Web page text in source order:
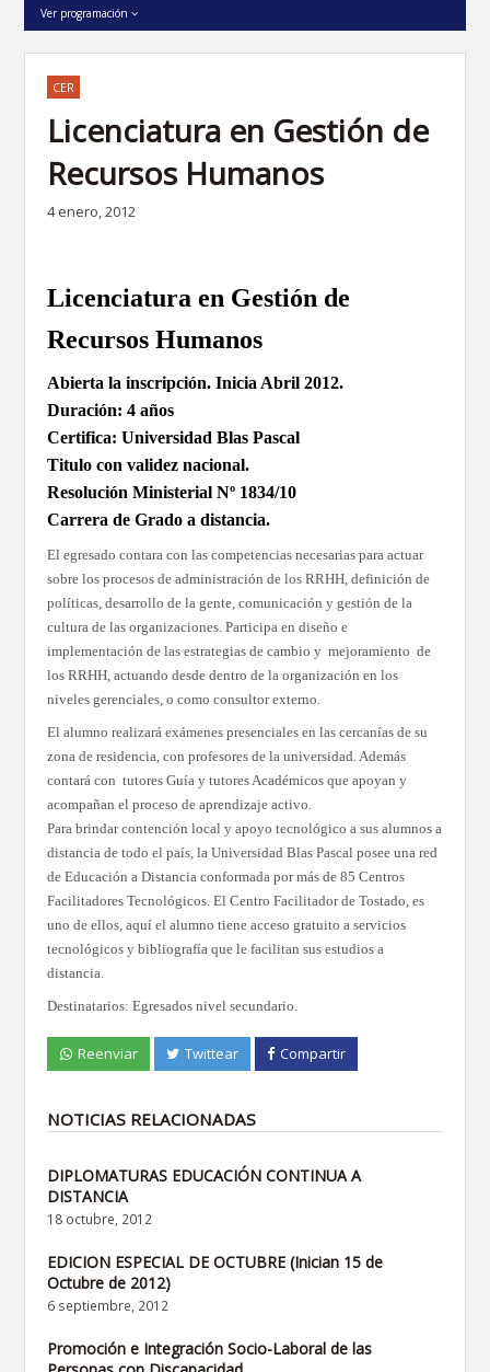
Ver programación
CER
Licenciatura en Gestión de
Recursos Humanos
4 enero, 2012
Licenciatura en Gestión de
Recursos Humanos
Abierta la inscripción. Inicia Abril 2012.
Duración: 4 años
Certifica: Universidad Blas Pascal
Titulo con validez nacional.
Resolución Ministerial Nº 1834/10
Carrera de Grado a distancia.
El egresado contara con las competencias necesarias para actuar
sobre los procesos de administración de los RRHH, definición de
políticas, desarrollo de la gente, comunicación y gestión de la
cultura de las organizaciones. Participa en diseño e
implementación de las estrategias de cambio y mejoramiento de
los RRHH, actuando desde dentro de la organización en los
niveles gerenciales, o como consultor externo.
El alumno realizará exámenes presenciales en las cercanías de su
zona de residencia, con profesores de la universidad. Además
contará con tutores Guía y tutores Académicos que apoyan y
acompañan el proceso de aprendizaje activo.
Para brindar contención local y apoyo tecnológico a sus alumnos a
distancia de todo el país, la Universidad Blas Pascal posee una red
de Educación a Distancia conformada por más de 85 Centros
Facilitadores Tecnológicos. El Centro Facilitador de Tostado, es
uno de ellos, aquí el alumno tiene acceso gratuito a servicios
tecnológicos y bibliografía que le facilitan sus estudios a
distancia.
Destinatarios: Egresados nivel secundario.
Reenviar Twittear Compartir
NOTICIAS RELACIONADAS
DIPLOMATURAS EDUCACIÓN CONTINUA A
DISTANCIA
18 octubre, 2012
EDICION ESPECIAL DE OCTUBRE (Inician 15 de
Octubre de 2012)
6 septiembre, 2012
Promoción e Integración Socio-Laboral de las